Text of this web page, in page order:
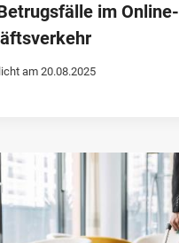
im Online-
am 20.08.2025